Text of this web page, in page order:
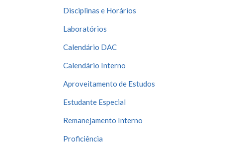
Disciplinas e Horários
Laboratórios
Calendário DAC
Calendário Interno
Aproveitamento de Estudos
Estudante Especial
Remanejamento Interno
Proficiência